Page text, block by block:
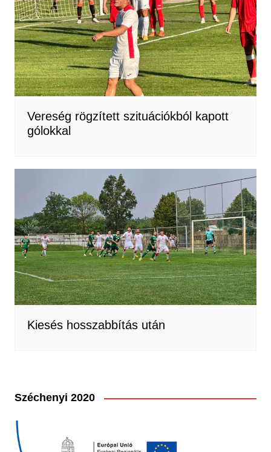
Vereség rögzített szituációkból kapott
gólokkal
Kiesés hosszabbítás után
Széchenyi 2020